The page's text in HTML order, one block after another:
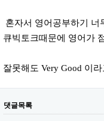
혼자서 영어공부하기 너
큐빅토크때문에 영어가
잘못해도 Very Good 이
댓글목록